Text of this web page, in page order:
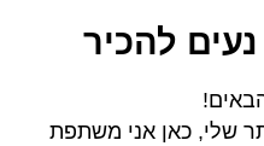
להכיר
שלי, כאן אני משתפת